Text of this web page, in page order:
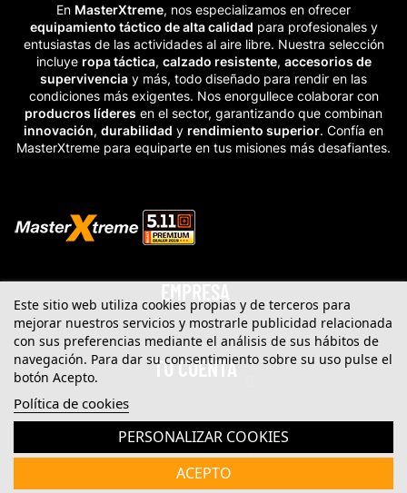
En MasterXtreme, nos especializamos en ofrecer
equipamiento táctico de alta calidad para profesionales y
entusiastas de las actividades al aire libre. Nuestra selección
incluye ropa táctica, calzado resistente, accesorios de
supervivencia y más, todo diseñado para rendir en las
condiciones más exigentes. Nos enorgullece colaborar con
producros líderes en el sector, garantizando que combinan
innovación, durabilidad y rendimiento superior. Confía en
MasterXtreme para equiparte en tus misiones más desafiantes.
EMPRESA
TU CUENTA
CATEGORIAS
Este sitio web utiliza cookies propias y de terceros para
mejorar nuestros servicios y mostrarle publicidad relacionada
con sus preferencias mediante el análisis de sus hábitos de
navegación. Para dar su consentimiento sobre su uso pulse el
botón Acepto.
Política de cookies
PERSONALIZAR COOKIES
ACEPTO